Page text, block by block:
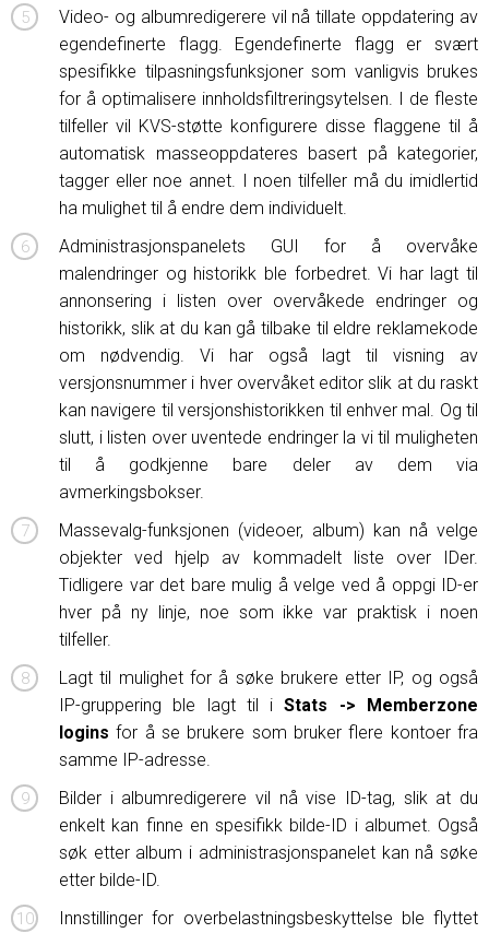
Video- og albumredigerere vil nå tillate oppdatering av
egendefinerte flagg. Egendefinerte flagg er svært
spesifikke tilpasningsfunksjoner som vanligvis brukes
for å optimalisere innholdsfiltreringsytelsen. I de fleste
tilfeller vil KVS-støtte konfigurere disse flaggene til å
automatisk masseoppdateres basert på kategorier,
tagger eller noe annet. I noen tilfeller må du imidlertid
ha mulighet til å endre dem individuelt.
Administrasjonspanelets GUI for å overvåke
malendringer og historikk ble forbedret. Vi har lagt til
annonsering i listen over overvåkede endringer og
historikk, slik at du kan gå tilbake til eldre reklamekode
om nødvendig. Vi har også lagt til visning av
versjonsnummer i hver overvåket editor slik at du raskt
kan navigere til versjonshistorikken til enhver mal. Og til
slutt, i listen over uventede endringer la vi til muligheten
til å godkjenne bare deler av dem via
avmerkingsbokser.
Massevalg-funksjonen (videoer, album) kan nå velge
objekter ved hjelp av kommadelt liste over IDer.
Tidligere var det bare mulig å velge ved å oppgi ID-er
hver på ny linje, noe som ikke var praktisk i noen
tilfeller.
Lagt til mulighet for å søke brukere etter IP, og også
IP-gruppering ble lagt til iStats -> Memberzone
logins for å se brukere som bruker flere kontoer fra
samme IP-adresse.
Bilder i albumredigerere vil nå vise ID-tag, slik at du
enkelt kan finne en spesifikk bilde-ID i albumet. Også
søk etter album i administrasjonspanelet kan nå søke
etter bilde-ID.
Innstillinger for overbelastningsbeskyttelse ble flyttet